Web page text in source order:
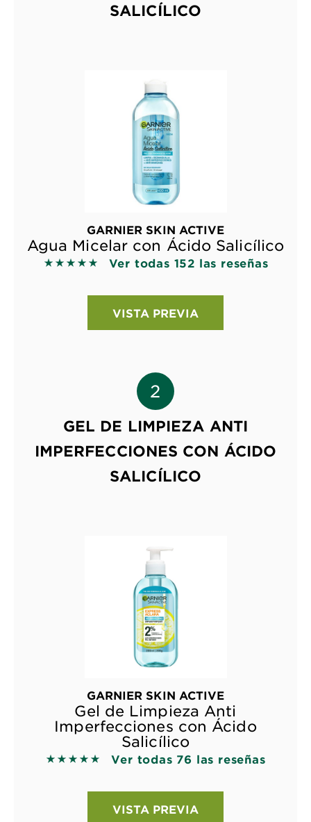
SALICÍLICO
GARNIER SKIN ACTIVE
Agua Micelar con Ácido Salicílico
5 out of 5 stars based on reviews
Ver todas 152 las reseñas
VISTA PREVIA
GEL DE LIMPIEZA ANTI
IMPERFECCIONES CON ÁCIDO
SALICÍLICO
GARNIER SKIN ACTIVE
Gel de Limpieza Anti
Imperfecciones con Ácido
Salicílico
5 out of 5 stars based on reviews
Ver todas 76 las reseñas
VISTA PREVIA